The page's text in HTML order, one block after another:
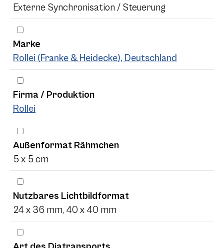
Externe Synchronisation / Steuerung
Marke
Rollei (Franke & Heidecke), Deutschland
Firma / Produktion
Rollei
Außenformat Rähmchen
5 x 5 cm
Nutzbares Lichtbildformat
24 x 36 mm, 40 x 40 mm